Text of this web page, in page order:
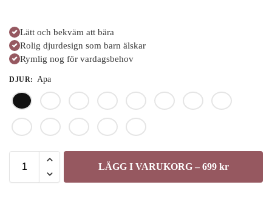
Lätt och bekväm att bära
Rolig djurdesign som barn älskar
Rymlig nog för vardagsbehov
DJUR: Apa
LÄGG I VARUKORG – 699 kr